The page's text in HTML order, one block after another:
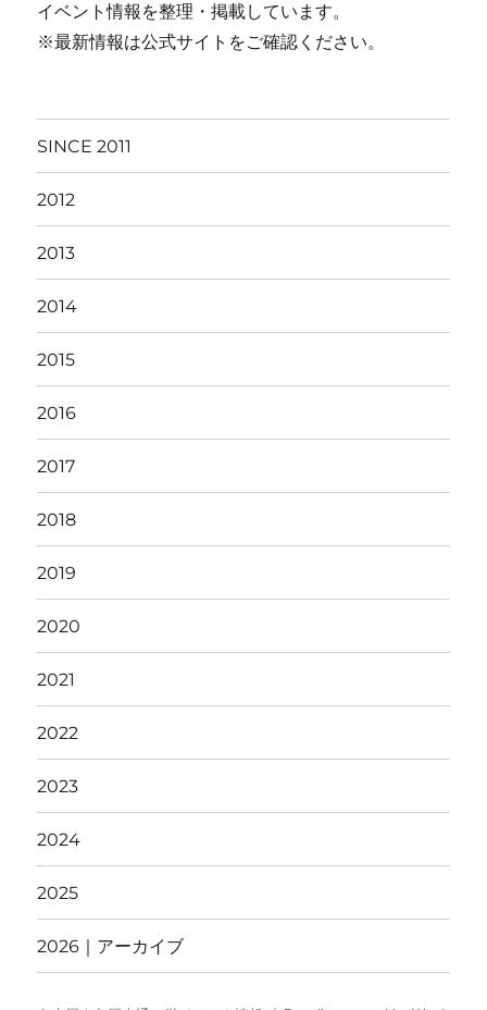
イベント情報を整理・掲載しています。
※最新情報は公式サイトをご確認ください。
SINCE 2011
2012
2013
2014
2015
2016
2017
2018
2019
2020
2021
2022
2023
2024
2025
2026｜アーカイブ